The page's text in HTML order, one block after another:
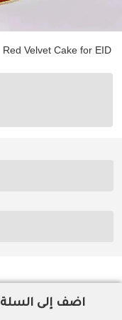
Red Velvet Cake for EID
اضف إلى السلة